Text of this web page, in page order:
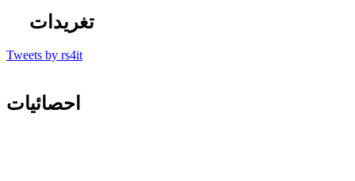
تغريدات
Tweets by rs4it
احصائيات